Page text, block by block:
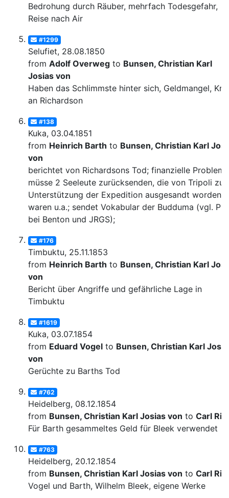
Bedrohung durch Räuber, mehrfach Todesgefahr,
Reise nach Air
#1299
Selufiet, 28.08.1850
from Adolf Overweg to Bunsen, Christian Karl
Josias von
Haben das Schlimmste hinter sich, Geldmangel,
an Richardson
#138
Kuka, 03.04.1851
from Heinrich Barth to Bunsen, Christian Karl
von
berichtet von Richardsons Tod; finanzielle
müsse 2 Seeleute zurücksenden, die von Tripoli zur
Unterstützung der Expedition ausgesandt worden
waren u.a.; sendet Vokabular der Budduma (vgl.
bei Benton und JRGS);
#176
Timbuktu, 25.11.1853
from Heinrich Barth to Bunsen, Christian Karl
von
Bericht über Angriffe und gefährliche Lage in
Timbuktu
#1619
Kuka, 03.07.1854
from Eduard Vogel to Bunsen, Christian Karl
von
Gerüchte zu Barths Tod
#762
Heidelberg, 08.12.1854
from Bunsen, Christian Karl Josias von to Carl
Für Barth gesammeltes Geld für Bleek verwendet
#763
Heidelberg, 20.12.1854
from Bunsen, Christian Karl Josias von to Carl
Vogel und Barth, Wilhelm Bleek, eigene Werke